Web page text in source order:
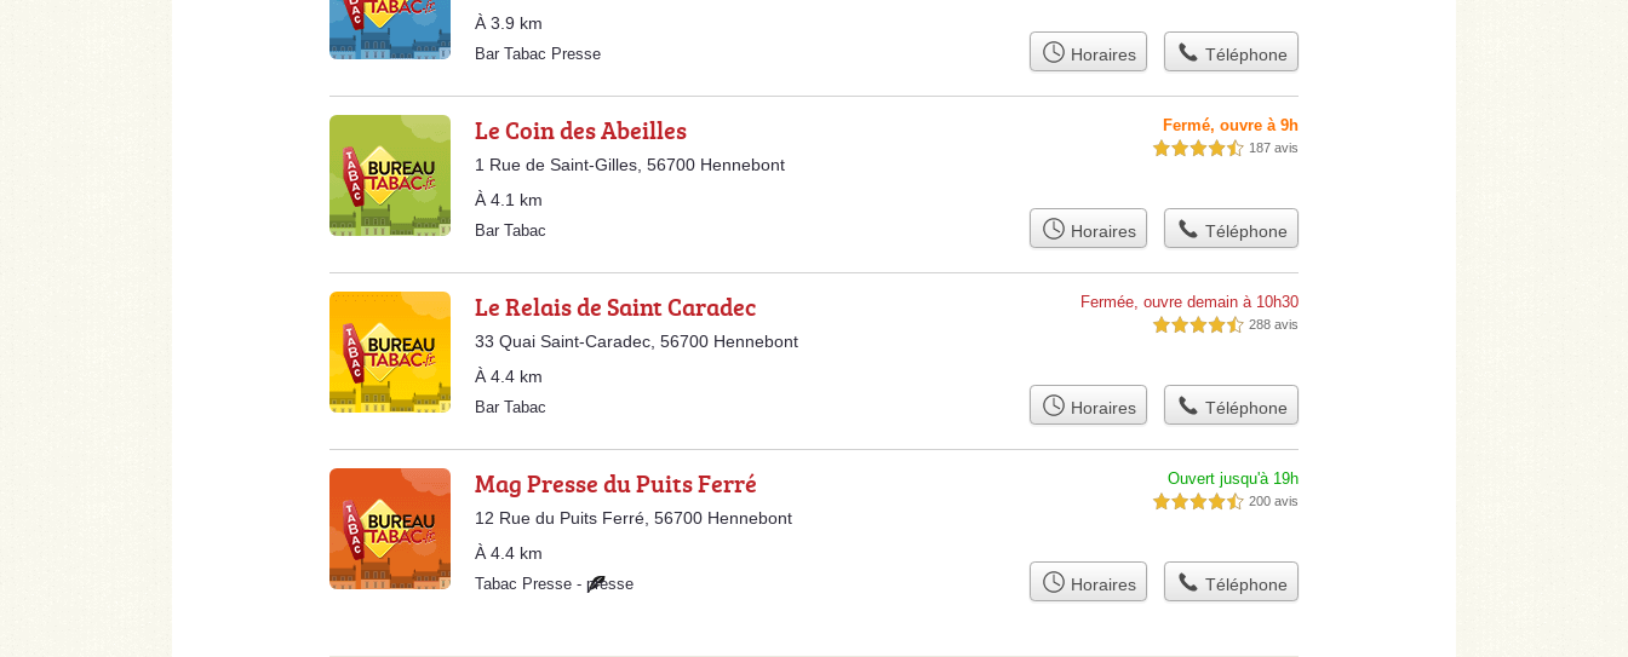
À 3.9 km
Bar Tabac Presse Horaires Téléphone
Le Coin des Abeilles
1 Rue de Saint-Gilles, 56700 Hennebont
À 4.1 km
Fermé, ouvre à 9h
4,5 étoiles sur 5 187 avis
Bar Tabac Horaires Téléphone
Le Relais de Saint Caradec
33 Quai Saint-Caradec, 56700 Hennebont
À 4.4 km
Fermée, ouvre demain à 10h30
4,5 étoiles sur 5 288 avis
Bar Tabac Horaires Téléphone
Mag Presse du Puits Ferré
12 Rue du Puits Ferré, 56700 Hennebont
À 4.4 km
Ouvert jusqu'à 19h
4,5 étoiles sur 5 200 avis
Tabac Presse - presse Horaires Téléphone